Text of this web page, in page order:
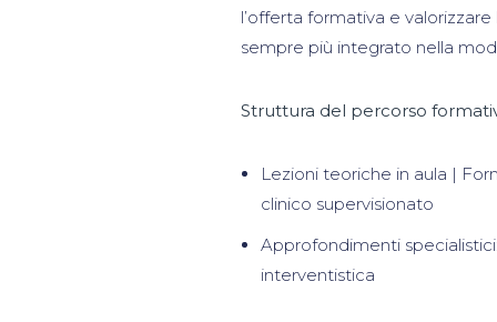
l’offerta formativa e
sempre più integrato nella
Struttura del percorso
Lezioni teoriche in aula |
clinico supervisionato
Approfondimenti
interventistica